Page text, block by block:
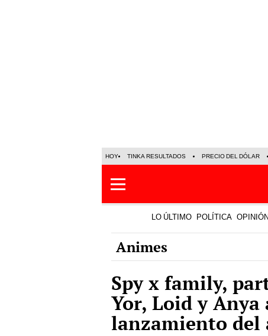
HOY TINKA RESULTADOS PRECIO DEL DÓLAR
LO ÚLTIMO POLÍTICA OPINIÓN
Animes
Spy x family,
Yor, Loid y
lanzamiento del